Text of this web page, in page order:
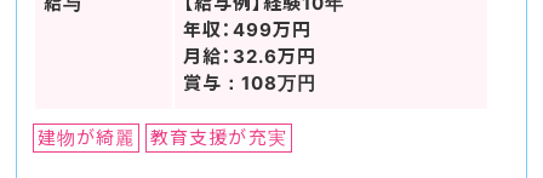
年収：499万円
月給：32.6万円
賞与：108万円
建物が綺麗 教育支援が充実